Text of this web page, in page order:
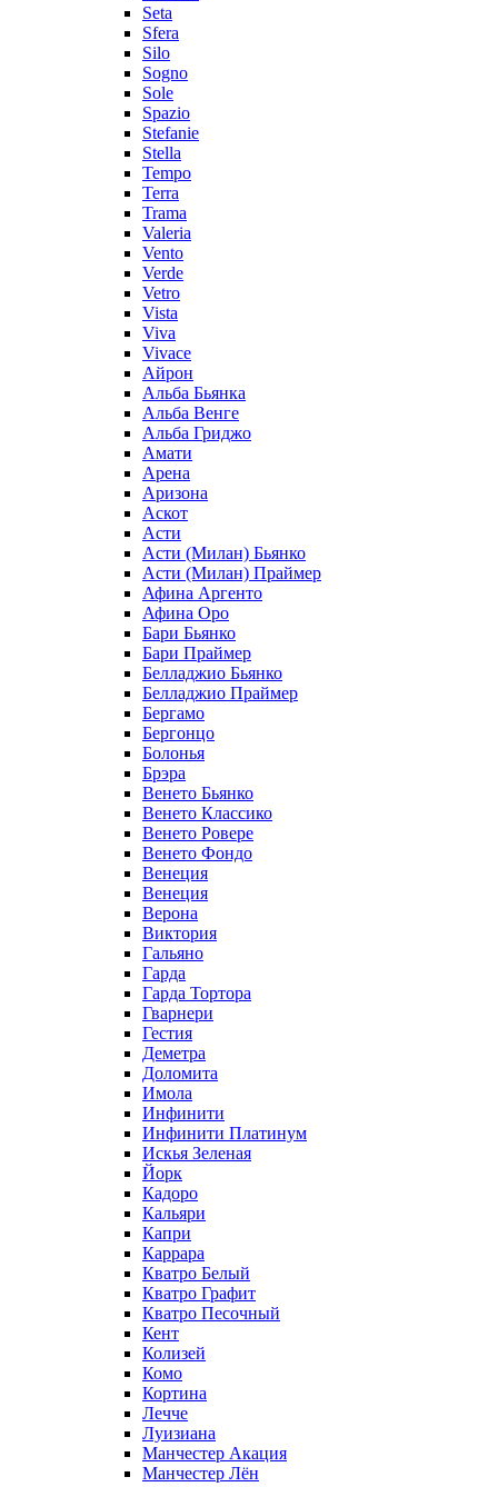
Seta
Sfera
Silo
Sogno
Sole
Spazio
Stefanie
Stella
Tempo
Terra
Trama
Valeria
Vento
Verde
Vetro
Vista
Viva
Vivace
Айрон
Альба Бьянка
Альба Венге
Альба Гриджо
Амати
Арена
Аризона
Аскот
Асти
Асти (Милан) Бьянко
Асти (Милан) Праймер
Афина Аргенто
Афина Оро
Бари Бьянко
Бари Праймер
Белладжио Бьянко
Белладжио Праймер
Бергамо
Бергонцо
Болонья
Брэра
Венето Бьянко
Венето Классико
Венето Ровере
Венето Фондо
Венеция
Венеция
Верона
Виктория
Гальяно
Гарда
Гарда Тортора
Гварнери
Гестия
Деметра
Доломита
Имола
Инфинити
Инфинити Платинум
Искья Зеленая
Йорк
Кадоро
Кальяри
Капри
Каррара
Кватро Белый
Кватро Графит
Кватро Песочный
Кент
Колизей
Комо
Кортина
Лечче
Луизиана
Манчестер Акация
Манчестер Лён